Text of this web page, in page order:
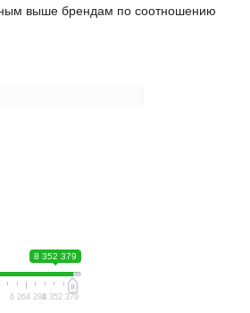
8 352 379
6 264 2848 352 379
выше брендам по соотношению